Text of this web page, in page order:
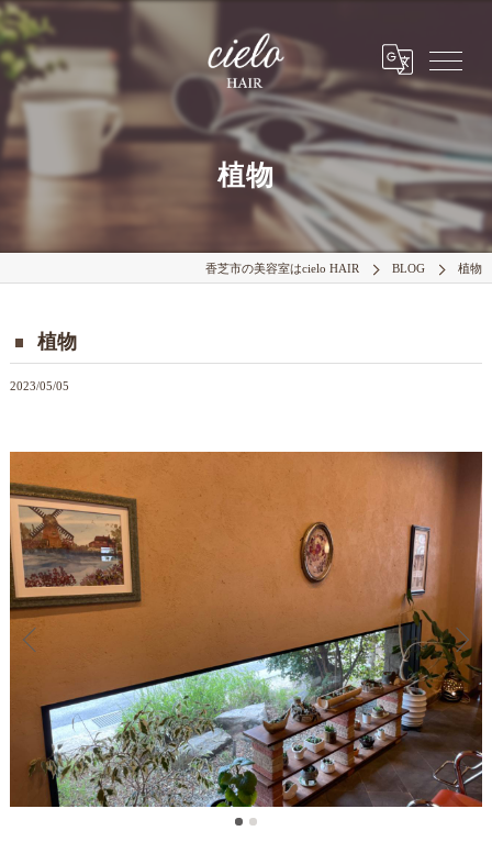
植物
香芝市の美容室はcielo HAIR BLOG 植物
植物
2023/05/05